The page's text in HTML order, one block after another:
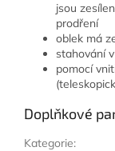
jsou
prodření
oblek má
stahování
pomocí
Doplňkové
Kategorie: